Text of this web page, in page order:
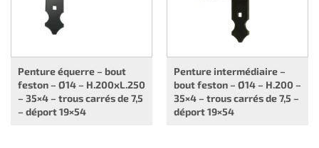
Penture équerre – bout
feston – Ø14 – H.200xL.250
– 35×4 – trous carrés de 7,5
– déport 19×54
Penture intermédiaire –
bout feston – Ø14 – H.200 –
35×4 – trous carrés de 7,5 –
déport 19×54